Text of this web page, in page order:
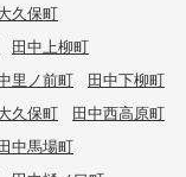
久保町
田中上柳町
里ノ前町
田中下柳町
久保町
田中西高原町
中馬場町